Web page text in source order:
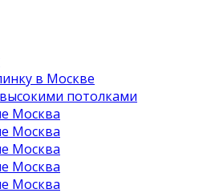
в Москве
потолками
Москва
Москва
Москва
Москва
Москва